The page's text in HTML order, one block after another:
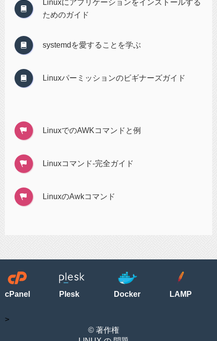
Linuxにアプリケーションをインストールする
ためのガイド
systemdを愛することを学ぶ
Linuxパーミッションのビギナーズガイド
LinuxでのAWKコマンドと例
Linuxコマンド-完全ガイド
LinuxのAwkコマンド
cPanel Plesk Docker LAMP
>
© 著作権